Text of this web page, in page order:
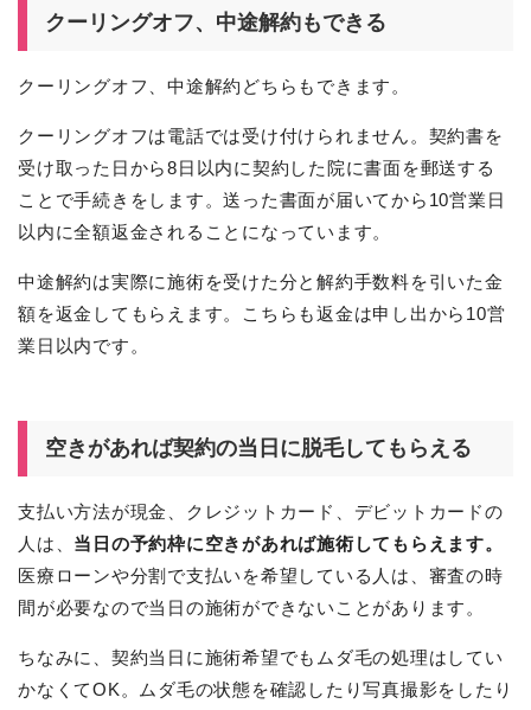
クーリングオフ、中途解約もできる
クーリングオフ、中途解約どちらもできます。
クーリングオフは電話では受け付けられません。契約書を
受け取った日から8日以内に契約した院に書面を郵送する
ことで手続きをします。送った書面が届いてから10営業日
以内に全額返金されることになっています。
中途解約は実際に施術を受けた分と解約手数料を引いた金
額を返金してもらえます。こちらも返金は申し出から10営
業日以内です。
空きがあれば契約の当日に脱毛してもらえる
支払い方法が現金、クレジットカード、デビットカードの
人は、 当日の予約枠に空きがあれば施術してもらえます。
医療ローンや分割で支払いを希望している人は、審査の時
間が必要なので当日の施術ができないことがあります。
ちなみに、契約当日に施術希望でもムダ毛の処理はしてい
かなくてOK。ムダ毛の状態を確認したり写真撮影をしたり